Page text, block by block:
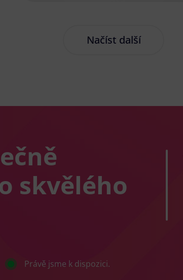
Načíst další
skvělého
Právě jsme k dispozici.